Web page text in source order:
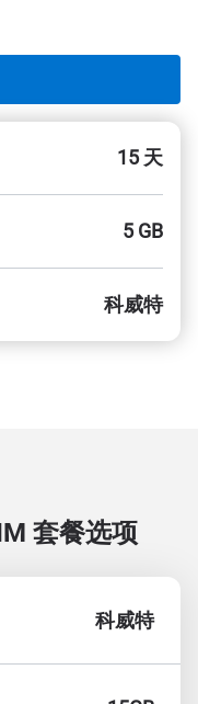
15 天
5 GB
科威特
套餐选项
科威特